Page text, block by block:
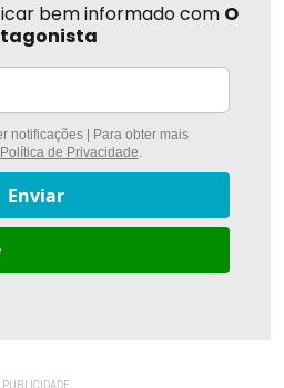
bem informado com O
notificações | Para obter mais
Política de Privacidade.
Enviar